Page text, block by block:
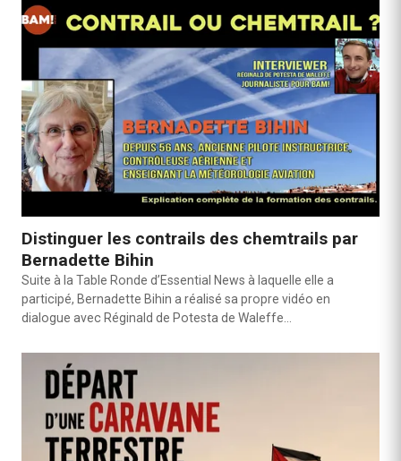
Distinguer les contrails des chemtrails par
Bernadette Bihin
Suite à la Table Ronde d’Essential News à laquelle elle a
participé, Bernadette Bihin a réalisé sa propre vidéo en
dialogue avec Réginald de Potesta de Waleffe…